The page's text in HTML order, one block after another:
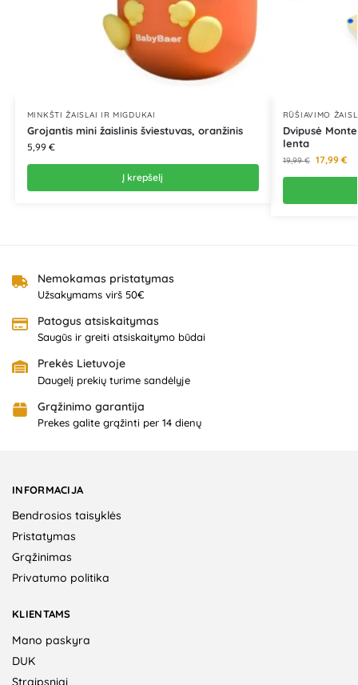
MINKŠTI ŽAISLAI IR MIGDUKAI
Grojantis mini žaislinis šviestuvas, oranžinis
5,99 €
Į krepšelį
RŪŠIAVIMO
Dvipusė
lenta
19,99€ 17,99 €
Nemokamas pristatymas
Užsakymams virš 50€
Patogus atsiskaitymas
Saugūs ir greiti atsiskaitymo būdai
Prekės Lietuvoje
Daugelį prekių turime sandėlyje
Grąžinimo garantija
Prekes galite grąžinti per 14 dienų
INFORMACIJA
Bendrosios taisyklės
Pristatymas
Grąžinimas
Privatumo politika
KLIENTAMS
Mano paskyra
DUK
Straipsniai